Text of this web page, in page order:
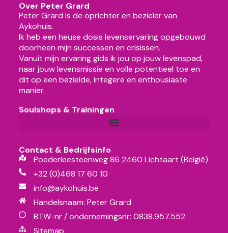
Over Peter Grard
Peter Grard is de oprichter en bezieler van
Aykohuis.
Ik heb een heuse dosis levenservaring opgebouwd
doorheen mijn successen en crisissen.
Vanuit mijn ervaring gids ik jou op jouw levenspad,
naar jouw levensmissie en volle potentieel toe en
dit op een bezielde, integere en enthousiaste
manier.
Soulshops & Trainingen
Contact & Bedrijfsinfo
Poederleesteenweg 86 2460 Lichtaart (België)
+32 (0)468 17 60 10
info@aykohuis.be
Handelsnaam: Peter Grard
BTW-nr / ondernemingsnr: 0838.957.552
Sitemap